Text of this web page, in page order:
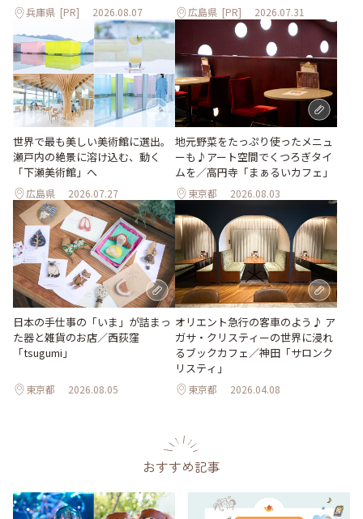
兵庫県 [PR] 2026.08.07 広島県 [PR] 2026.07.31
世界で最も美しい美術館に選出。
瀬戸内の絶景に溶け込む、動く
「下瀬美術館」へ
広島県 2026.07.27
地元野菜をたっぷり使ったメニュ
ーも♪アート空間でくつろぎタイ
ムを／高円寺「まぁるいカフェ」
東京都 2026.08.03
日本の手仕事の「いま」が詰まっ
た器と雑貨のお店／西荻窪
「tsugumi」
東京都 2026.08.05
オリエント急行の客車のよう♪ ア
ガサ・クリスティーの世界に浸れ
るブックカフェ／神田「サロンク
リスティ」
東京都 2026.04.08
おすすめ記事